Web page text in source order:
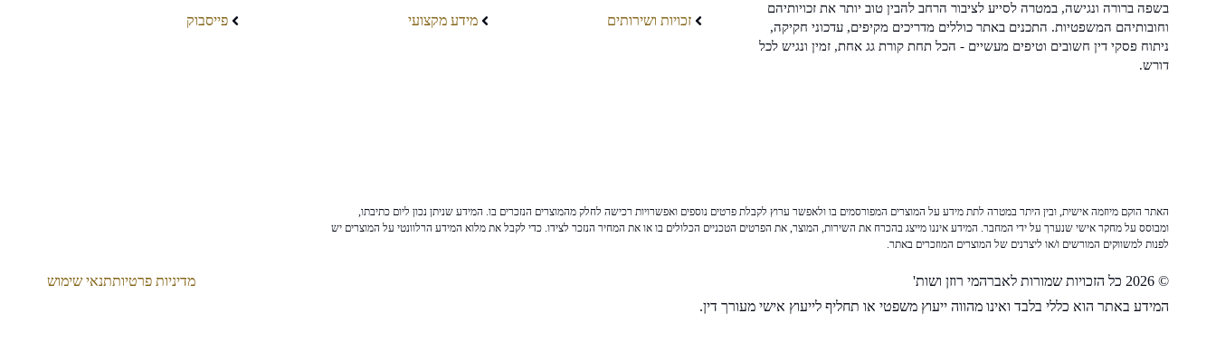
בשפה ברורה ונגישה, במטרה לסייע לציבור הרחב להבין טוב יותר את זכויותיהם
וחובותיהם המשפטיות. התכנים באתר כוללים מדריכים מקיפים, עדכוני חקיקה,
ניתוח פסקי דין חשובים וטיפים מעשיים - הכל תחת קורת גג אחת, זמין ונגיש לכל
דורש.
זכויות ושירותים
מידע מקצועי
פייסבוק
האתר הוקם מיוזמה אישית, ובין היתר במטרה לתת מידע על המוצרים המפורסמים בו ולאפשר ערוץ לקבלת פרטים נוספים ואפשרויות רכישה לחלק מהמוצרים הנזכרים בו. המידע שניתן נכון ליום כתיבתו,
ומבוסס על מחקר אישי שנערך על ידי המחבר. המידע איננו מייצג בהכרח את השירות, המוצר, את הפרטים הטכניים הכלולים בו או את המחיר הנזכר לצידו. כדי לקבל את מלוא המידע הרלוונטי על המוצרים יש
לפנות למשווקים המורשים ו/או ליצרנים של המוצרים המוזכרים באתר.
© 2026 כל הזכויות שמורות לאברהמי רוזן ושות'
המידע באתר הוא כללי בלבד ואינו מהווה ייעוץ משפטי או תחליף לייעוץ אישי מעורך דין.
מדיניות פרטיותתנאי שימוש